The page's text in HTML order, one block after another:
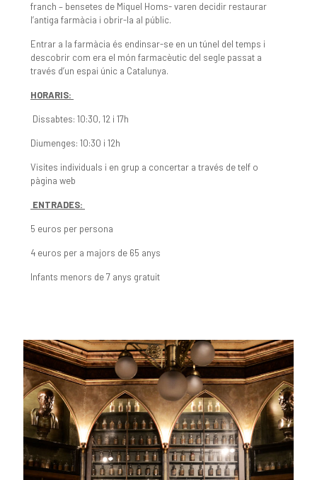
franch – bensetes de Miquel Homs- varen decidir restaurar
l’antiga farmàcia i obrir-la al públic.
Entrar a la farmàcia és endinsar-se en un túnel del temps i
descobrir com era el món farmacèutic del segle passat a
través d’un espai únic a Catalunya.
HORARIS:
Dissabtes: 10:30, 12 i 17h
Diumenges: 10:30 i 12h
Visites individuals i en grup a concertar a través de telf o
pàgina web
ENTRADES:
5 euros per persona
4 euros per a majors de 65 anys
Infants menors de 7 anys gratuit